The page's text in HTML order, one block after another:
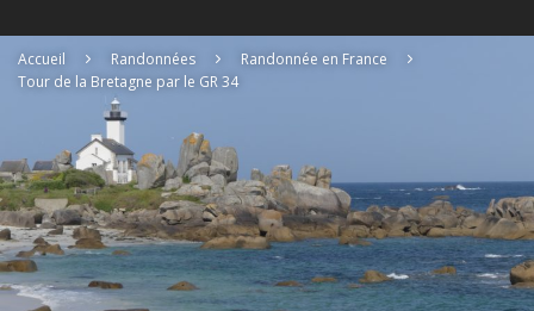
Accueil Randonnées
Randonnée en France
Tour de la Bretagne par le GR 34